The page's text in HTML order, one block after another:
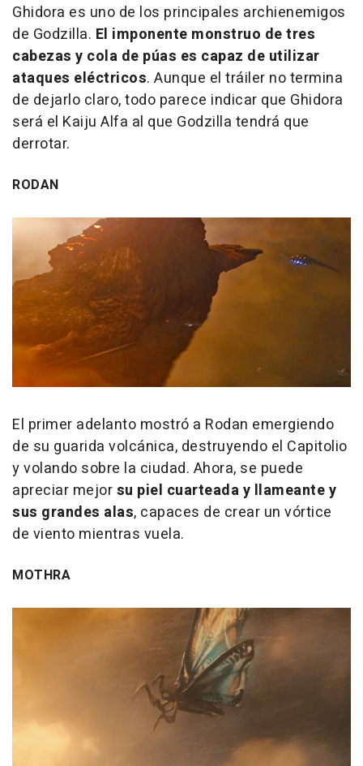
Ghidora es uno de los principales archienemigos
de Godzilla. El imponente monstruo de tres
cabezas y cola de púas es capaz de utilizar
ataques eléctricos. Aunque el tráiler no termina
de dejarlo claro, todo parece indicar que Ghidora
será el Kaiju Alfa al que Godzilla tendrá que
derrotar.
RODAN
El primer adelanto mostró a Rodan emergiendo
de su guarida volcánica, destruyendo el Capitolio
y volando sobre la ciudad. Ahora, se puede
apreciar mejorsu piel cuarteada y llameante y
sus grandes alas, capaces de crear un vórtice
de viento mientras vuela.
MOTHRA